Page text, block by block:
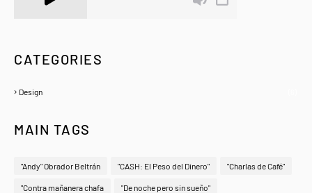
CATEGORIES
Design
MAIN TAGS
"Andy" Obrador Beltrán "CASH: El Peso del Dinero" "Charlas de Café"
"Contra mañanera chafa "De noche pero sin sueño"